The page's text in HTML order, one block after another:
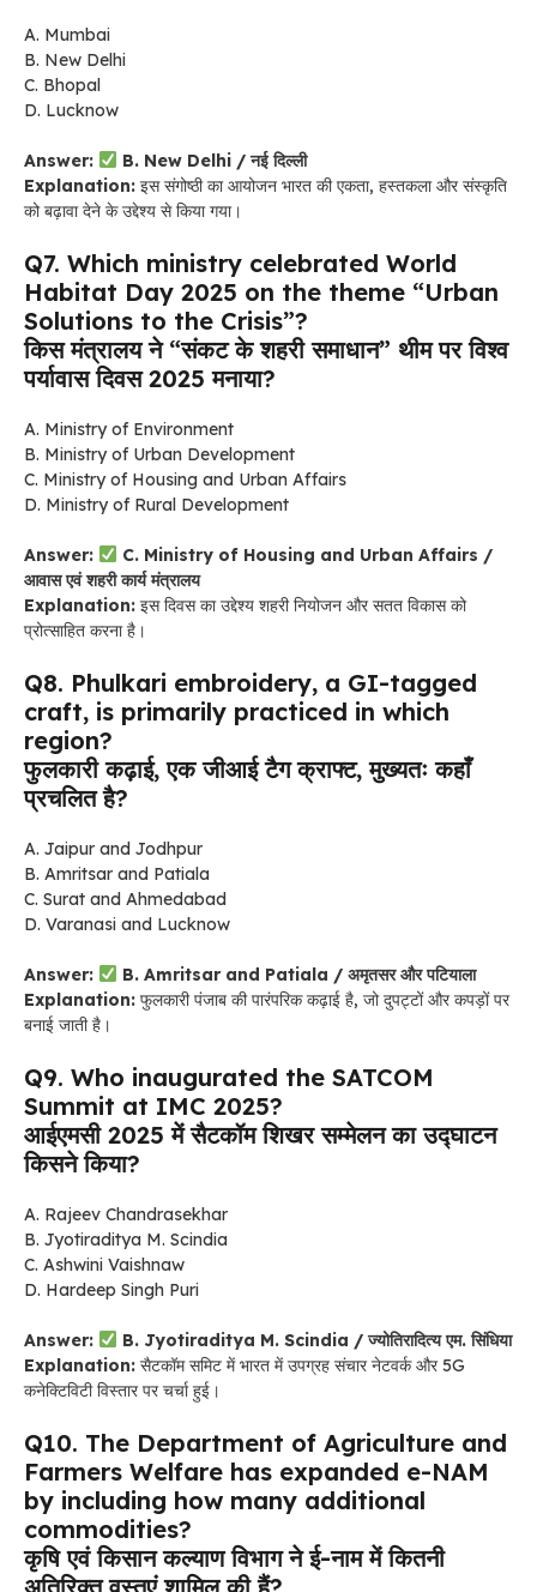
A. Mumbai
B. New Delhi
C. Bhopal
D. Lucknow
Answer:
B. New Delhi / नई दिल्ली
Explanation: इस संगोष्ठी का आयोजन भारत की एकता, हस्तकला और संस्कृति
को बढ़ावा देने के उद्देश्य से किया गया।
Q7. Which ministry celebrated World
Habitat Day 2025 on the theme “Urban
Solutions to the Crisis”?
किस मंत्रालय ने “संकट के शहरी समाधान” थीम पर विश्व
पर्यावास दिवस 2025 मनाया?
A. Ministry of Environment
B. Ministry of Urban Development
C. Ministry of Housing and Urban Affairs
D. Ministry of Rural Development
Answer:
C. Ministry of Housing and Urban Affairs /
आवास एवं शहरी कार्य मंत्रालय
Explanation: इस दिवस का उद्देश्य शहरी नियोजन और सतत विकास को
प्रोत्साहित करना है।
Q8. Phulkari embroidery, a GI-tagged
craft, is primarily practiced in which
region?
फुलकारी कढ़ाई, एक जीआई टैग क्राफ्ट, मुख्यतः कहाँ
प्रचलित है?
A. Jaipur and Jodhpur
B. Amritsar and Patiala
C. Surat and Ahmedabad
D. Varanasi and Lucknow
Answer:
B. Amritsar and Patiala / अमृतसर और पटियाला
Explanation: फुलकारी पंजाब की पारंपरिक कढ़ाई है, जो दुपट्टों और कपड़ों पर
बनाई जाती है।
Q9. Who inaugurated the SATCOM
Summit at IMC 2025?
आईएमसी 2025 में सैटकॉम शिखर सम्मेलन का उद्घाटन
किसने किया?
A. Rajeev Chandrasekhar
B. Jyotiraditya M. Scindia
C. Ashwini Vaishnaw
D. Hardeep Singh Puri
Answer:
B. Jyotiraditya M. Scindia / ज्योतिरादित्य एम. सिंधिया
Explanation: सैटकॉम समिट में भारत में उपग्रह संचार नेटवर्क और 5G
कनेक्टिविटी विस्तार पर चर्चा हुई।
Q10. The Department of Agriculture and
Farmers Welfare has expanded e-NAM
by including how many additional
commodities?
कृषि एवं किसान कल्याण विभाग ने ई-नाम में कितनी